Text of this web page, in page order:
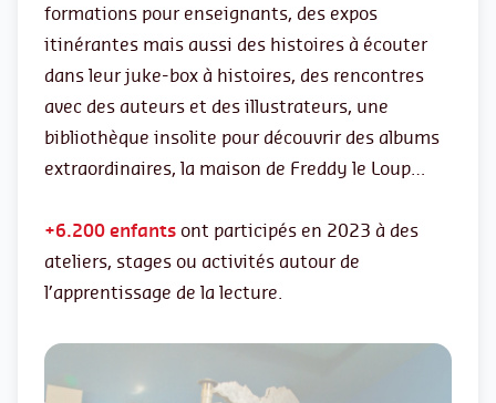
formations pour enseignants, des expos
itinérantes mais aussi des histoires à écouter
dans leur juke-box à histoires, des rencontres
avec des auteurs et des illustrateurs, une
bibliothèque insolite pour découvrir des albums
extraordinaires, la maison de Freddy le Loup…
+6.200 enfants ont participés en 2023 à des
ateliers, stages ou activités autour de
l’apprentissage de la lecture.